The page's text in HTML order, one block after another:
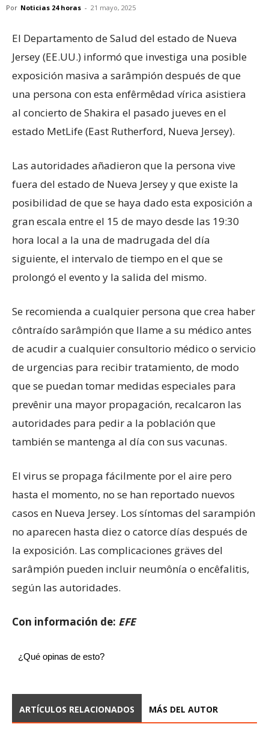
Por Noticias 24 horas - 21 mayo, 2025
El Departamento de Salud del estado de Nueva
Jersey (EE.UU.) informó que investiga una posible
exposición masiva a sarâmpión después de que
una persona con esta enfêrmêdad vírica asistiera
al concierto de Shakira el pasado jueves en el
estado MetLife (East Rutherford, Nueva Jersey).
Las autoridades añadieron que la persona vive
fuera del estado de Nueva Jersey y que existe la
posibilidad de que se haya dado esta exposición a
gran escala entre el 15 de mayo desde las 19:30
hora local a la una de madrugada del día
siguiente, el intervalo de tiempo en el que se
prolongó el evento y la salida del mismo.
Se recomienda a cualquier persona que crea haber
côntraído sarâmpión que llame a su médico antes
de acudir a cualquier consultorio médico o servicio
de urgencias para recibir tratamiento, de modo
que se puedan tomar medidas especiales para
prevênir una mayor propagación, recalcaron las
autoridades para pedir a la población que
también se mantenga al día con sus vacunas.
El virus se propaga fácilmente por el aire pero
hasta el momento, no se han reportado nuevos
casos en Nueva Jersey. Los síntomas del sarampión
no aparecen hasta diez o catorce días después de
la exposición. Las complicaciones gräves del
sarâmpión pueden incluir neumônía o encêfalitis,
según las autoridades.
Con información de: EFE
¿Qué opinas de esto?
ARTÍCULOS RELACIONADOS MÁS DEL AUTOR